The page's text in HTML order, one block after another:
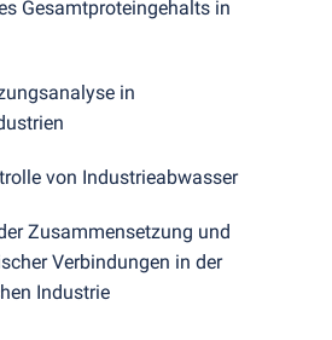
Gesamtproteingehalts in
in
von Industrieabwasser
Zusammensetzung und
Verbindungen in der
Industrie